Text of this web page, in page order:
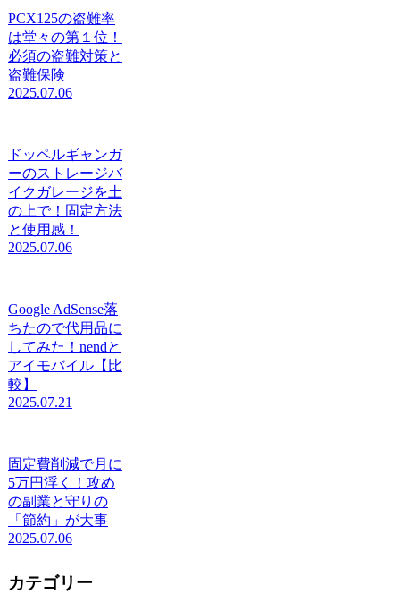
PCX125の盗難率
は堂々の第１位！
必須の盗難対策と
盗難保険
2025.07.06
ドッペルギャンガ
ーのストレージバ
イクガレージを土
の上で！固定方法
と使用感！
2025.07.06
Google AdSense落
ちたので代用品に
してみた！nendと
アイモバイル【比
較】
2025.07.21
固定費削減で月に
5万円浮く！攻め
の副業と守りの
「節約」が大事
2025.07.06
カテゴリー